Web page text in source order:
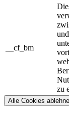
__cf_bm
zu
Alle Cookies